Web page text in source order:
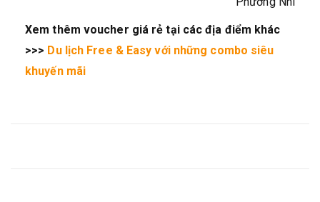
Xem thêm voucher giá rẻ tại các địa điểm khác
>>> Du lịch Free & Easy với những combo siêu
khuyến mãi